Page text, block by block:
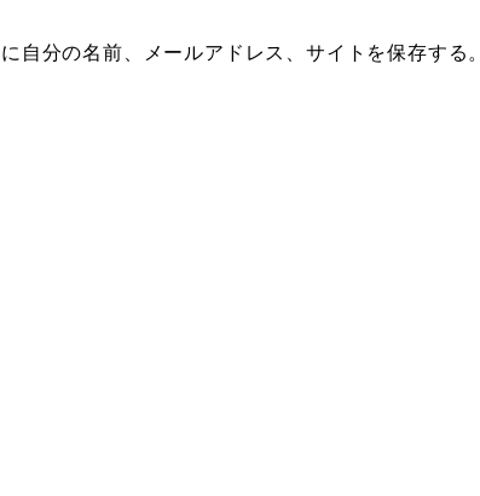
自分の名前、メールアドレス、サイトを保存する。